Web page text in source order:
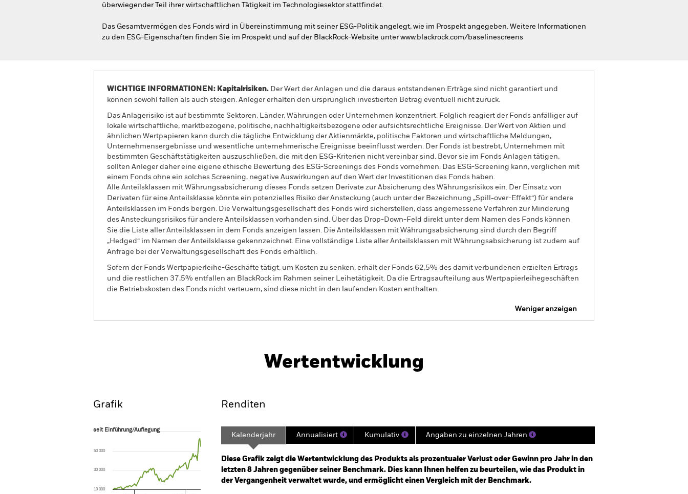
überwiegender Teil ihrer wirtschaftlichen Tätigkeit im Technologiesektor stattfindet.
Das Gesamtvermögen des Fonds wird in Übereinstimmung mit seiner ESG-Politik angelegt, wie im Prospekt angegeben. Weitere Informationen
zu den ESG-Eigenschaften finden Sie im Prospekt und auf der BlackRock-Website unter www.blackrock.com/baselinescreens
WICHTIGE INFORMATIONEN: Kapitalrisiken. Der Wert der Anlagen und die daraus entstandenen Erträge sind nicht garantiert und
können sowohl fallen als auch steigen. Anleger erhalten den ursprünglich investierten Betrag eventuell nicht zurück.
Das Anlagerisiko ist auf bestimmte Sektoren, Länder, Währungen oder Unternehmen konzentriert. Folglich reagiert der Fonds anfälliger auf
lokale wirtschaftliche, marktbezogene, politische, nachhaltigkeitsbezogene oder aufsichtsrechtliche Ereignisse. Der Wert von Aktien und
ähnlichen Wertpapieren kann durch die tägliche Entwicklung der Aktienmärkte, politische Faktoren und wirtschaftliche Meldungen,
Unternehmensergebnisse und wesentliche unternehmerische Ereignisse beeinflusst werden. Der Fonds ist bestrebt, Unternehmen mit
bestimmten Geschäftstätigkeiten auszuschließen, die mit den ESG-Kriterien nicht vereinbar sind. Bevor sie im Fonds Anlagen tätigen,
sollten Anleger daher eine eigene ethische Bewertung des ESG-Screenings des Fonds vornehmen. Das ESG-Screening kann, verglichen mit
einem Fonds ohne ein solches Screening, negative Auswirkungen auf den Wert der Investitionen des Fonds haben.
Alle Anteilsklassen mit Währungsabsicherung dieses Fonds setzen Derivate zur Absicherung des Währungsrisikos ein. Der Einsatz von
Derivaten für eine Anteilsklasse könnte ein potenzielles Risiko der Ansteckung (auch unter der Bezeichnung „Spill-over-Effekt“) für andere
Anteilsklassen im Fonds bergen. Die Verwaltungsgesellschaft des Fonds wird sicherstellen, dass angemessene Verfahren zur Minderung
des Ansteckungsrisikos für andere Anteilsklassen vorhanden sind. Über das Drop-Down-Feld direkt unter dem Namen des Fonds können
Sie die Liste aller Anteilsklassen in dem Fonds anzeigen lassen. Die Anteilsklassen mit Währungsabsicherung sind durch den Begriff
„Hedged“ im Namen der Anteilsklasse gekennzeichnet. Eine vollständige Liste aller Anteilsklassen mit Währungsabsicherung ist zudem auf
Anfrage bei der Verwaltungsgesellschaft des Fonds erhältlich.
Sofern der Fonds Wertpapierleihe-Geschäfte tätigt, um Kosten zu senken, erhält der Fonds 62,5% des damit verbundenen erzielten Ertrags
und die restlichen 37,5% entfallen an BlackRock im Rahmen seiner Leihetätigkeit. Da die Ertragsaufteilung aus Wertpapierleihegeschäften
die Betriebskosten des Fonds nicht verteuern, sind diese nicht in den laufenden Kosten enthalten.
Weniger anzeigen
Eckdaten Fondsmanager
Wertentwicklung
Grafik
seit Einführung/Auflegung
The chart has 1 X axis displaying Time. Range: 2017-11-01 00:00:00 to 2026-07-31 00:00:00.
The chart has 1 Y axis displaying values. Range: 0 to 600.
seit Einführung/Auflegung
10 000
30 000
50 000
Renditen
Kalenderjahr Annualisiert Kumulativ Angaben zu einzelnen Jahren
Diese Grafik zeigt die Wertentwicklung des Produkts als prozentualer Verlust oder Gewinn pro Jahr in den
letzten 8 Jahren gegenüber seiner Benchmark. Dies kann Ihnen helfen zu beurteilen, wie das Produkt in
der Vergangenheit verwaltet wurde, und ermöglicht einen Vergleich mit der Benchmark.